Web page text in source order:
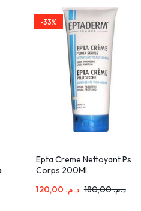
-33%
Epta Creme Nettoyant Ps
Corps 200Ml
د.م.
د.م.180,00